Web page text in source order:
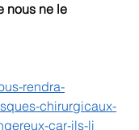
nous ne le
rendra-
chirurgicaux-
car-ils-li